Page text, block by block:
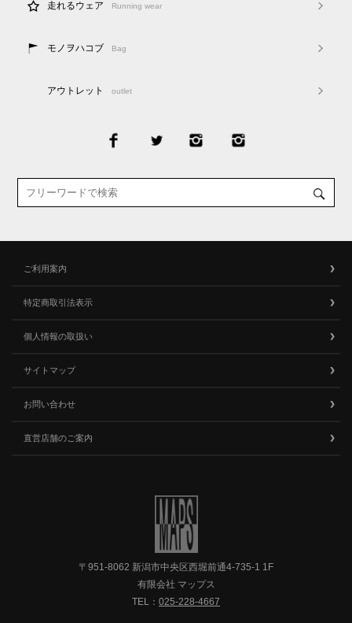
走れるウェア Running wear
モノヲハコブ Bag
アウトレット outlet
ご利用案内
特定商取引法表示
個人情報の取扱い
サイトマップ
お問い合わせ
直営店舗のご案内
〒951-8062 新潟市中央区西堀前通4-735-1 1F
有限会社 マップス
TEL： 025-228-4667